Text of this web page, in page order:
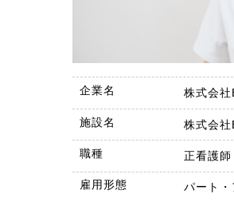
企業名 株式会
施設名 株式会
職種 正看護師
雇用形態 パート・